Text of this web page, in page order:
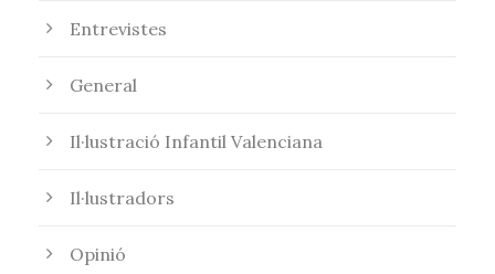
Entrevistes
General
Il·lustració Infantil Valenciana
Il·lustradors
Opinió